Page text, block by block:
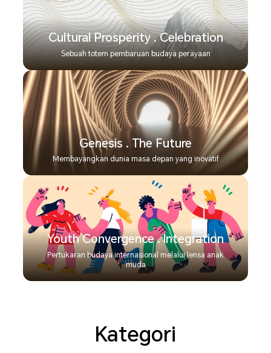
Cultural Prosperity . Celebration
Sebuah totem pembaruan budaya perayaan
Genesis . The Future
Membayangkan dunia masa depan yang inovatif
Youth Convergence . Integration
Pertukaran budaya internasional melalui lensa anak
muda
Kategori